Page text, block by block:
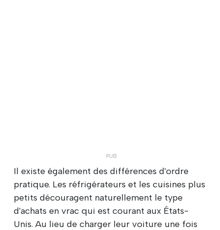
Il existe également des différences d'ordre
pratique. Les réfrigérateurs et les cuisines plus
petits découragent naturellement le type
d'achats en vrac qui est courant aux États-
Unis. Au lieu de charger leur voiture une fois